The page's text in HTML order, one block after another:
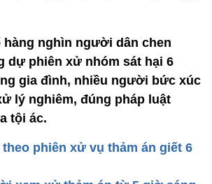
hàng nghìn người dân chen
dự phiên xử nhóm sát hại 6
gia đình, nhiều người bức xúc
lý nghiêm, đúng pháp luật
tội ác.
phiên xử vụ thảm án giết 6